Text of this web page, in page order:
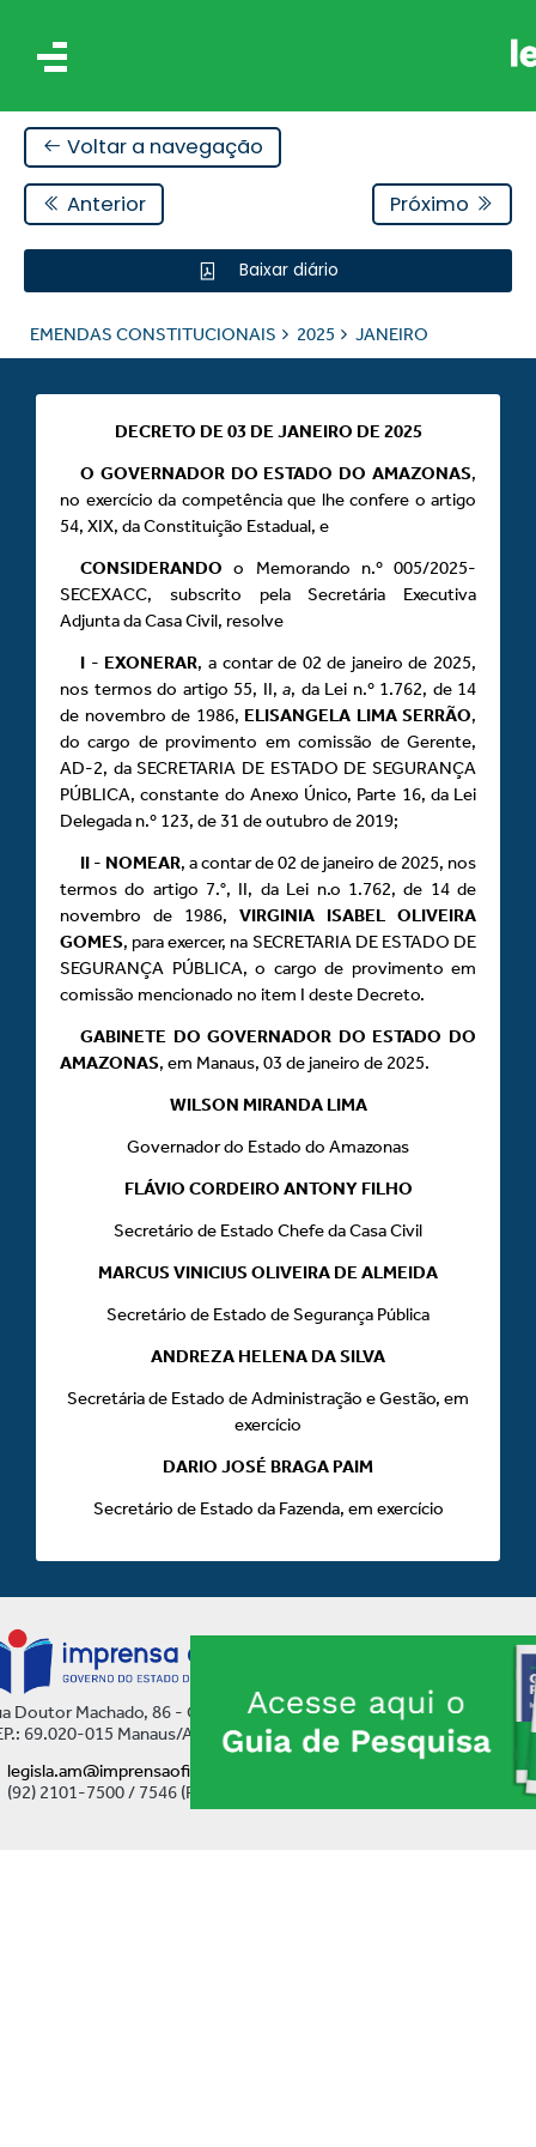
Voltar a navegação
Anterior Próximo
Baixar diário
EMENDAS CONSTITUCIONAIS 2025 JANEIRO
DECRETO DE 03 DE JANEIRO DE 2025
O GOVERNADOR DO ESTADO DO AMAZONAS,
no exercício da competência que lhe confere o artigo
54, XIX, da Constituição Estadual, e
CONSIDERANDO o Memorando n.º 005/2025-
SECEXACC, subscrito pela Secretária Executiva
Adjunta da Casa Civil, resolve
I - EXONERAR, a contar de 02 de janeiro de 2025,
nos termos do artigo 55, II, a, da Lei n.º 1.762, de 14
de novembro de 1986, ELISANGELA LIMA SERRÃO,
do cargo de provimento em comissão de Gerente,
AD-2, da SECRETARIA DE ESTADO DE SEGURANÇA
PÚBLICA, constante do Anexo Único, Parte 16, da Lei
Delegada n.º 123, de 31 de outubro de 2019;
II - NOMEAR, a contar de 02 de janeiro de 2025, nos
termos do artigo 7.°, II, da Lei n.o 1.762, de 14 de
novembro de 1986, VIRGINIA ISABEL OLIVEIRA
GOMES, para exercer, na SECRETARIA DE ESTADO DE
SEGURANÇA PÚBLICA, o cargo de provimento em
comissão mencionado no item I deste Decreto.
GABINETE DO GOVERNADOR DO ESTADO DO
AMAZONAS, em Manaus, 03 de janeiro de 2025.
WILSON MIRANDA LIMA
Governador do Estado do Amazonas
FLÁVIO CORDEIRO ANTONY FILHO
Secretário de Estado Chefe da Casa Civil
MARCUS VINICIUS OLIVEIRA DE ALMEIDA
Secretário de Estado de Segurança Pública
ANDREZA HELENA DA SILVA
Secretária de Estado de Administração e Gestão, em
exercício
DARIO JOSÉ BRAGA PAIM
Secretário de Estado da Fazenda, em exercício
Doutor Machado, 86 - Centro
69.020-015 Manaus/AM
legisla.am@imprensaoficial.am.gov.br
(92) 2101-7500 / 7546 (Ramal)